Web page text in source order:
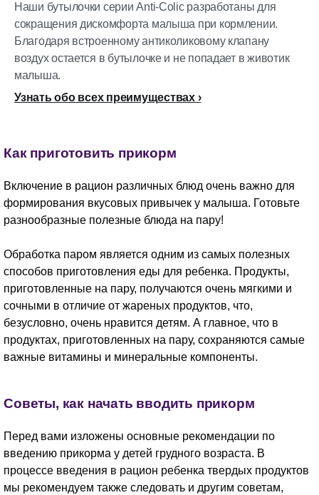
Наши бутылочки серии Anti-Colic разработаны для
сокращения дискомфорта малыша при кормлении.
Благодаря встроенному антиколиковому клапану
воздух остается в бутылочке и не попадает в животик
малыша.
Узнать обо всех преимуществах
Как приготовить прикорм
Включение в рацион различных блюд очень важно для
формирования вкусовых привычек у малыша. Готовьте
разнообразные полезные блюда на пару!
Обработка паром является одним из самых полезных
способов приготовления еды для ребенка. Продукты,
приготовленные на пару, получаются очень мягкими и
сочными в отличие от жареных продуктов, что,
безусловно, очень нравится детям. А главное, что в
продуктах, приготовленных на пару, сохраняются самые
важные витамины и минеральные компоненты.
Советы, как начать вводить прикорм
Перед вами изложены основные рекомендации по
введению прикорма у детей грудного возраста. В
процессе введения в рацион ребенка твердых продуктов
мы рекомендуем также следовать и другим советам,